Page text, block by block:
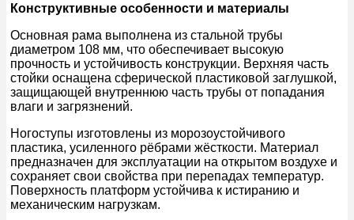
Конструктивные особенности и материалы
Основная рама выполнена из стальной трубы
диаметром 108 мм, что обеспечивает высокую
прочность и устойчивость конструкции. Верхняя часть
стойки оснащена сферической пластиковой заглушкой,
защищающей внутреннюю часть трубы от попадания
влаги и загрязнений.
Ногоступы изготовлены из морозоустойчивого
пластика, усиленного рёбрами жёсткости. Материал
предназначен для эксплуатации на открытом воздухе и
сохраняет свои свойства при перепадах температур.
Поверхность платформ устойчива к истиранию и
механическим нагрузкам.